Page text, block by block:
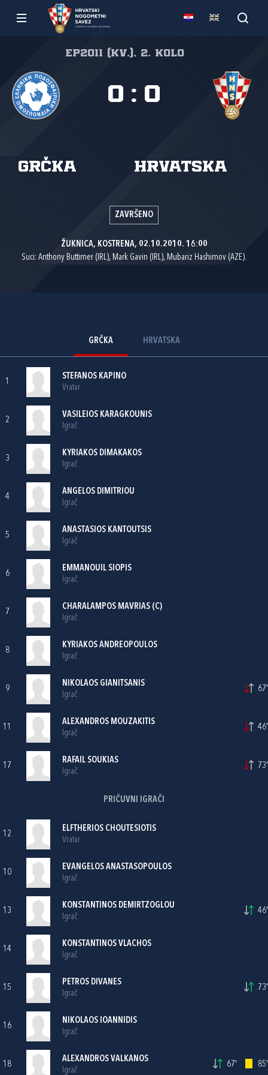
EP2011 (kv.), 2. kolo
Grčka Hrvatska
0 : 0
ZAVRŠENO
ŽUKNICA, KOSTRENA, 02.10.2010. 16:00
Suci: Anthony Buttimer (IRL), Mark Gavin (IRL), Mubariz Hashimov (AZE).
GRČKA HRVATSKA
1
STEFANOS KAPINO
Vratar
2
VASILEIOS KARAGKOUNIS
Igrač
3
KYRIAKOS DIMAKAKOS
Igrač
4
ANGELOS DIMITRIOU
Igrač
5
ANASTASIOS KANTOUTSIS
Igrač
6
EMMANOUIL SIOPIS
Igrač
7
CHARALAMPOS MAVRIAS (C)
Igrač
8
KYRIAKOS ANDREOPOULOS
Igrač
9
NIKOLAOS GIANITSANIS
Igrač
67'
11
ALEXANDROS MOUZAKITIS
Igrač
46'
17
RAFAIL SOUKIAS
Igrač
73'
PRIČUVNI IGRAČI
12
ELFTHERIOS CHOUTESIOTIS
Vratar
10
EVANGELOS ANASTASOPOULOS
Igrač
13
KONSTANTINOS DEMIRTZOGLOU
Igrač
46'
14
KONSTANTINOS VLACHOS
Igrač
15
PETROS DIVANES
Igrač
73'
16
NIKOLAOS IOANNIDIS
Igrač
18
ALEXANDROS VALKANOS
Igrač
67' 85'